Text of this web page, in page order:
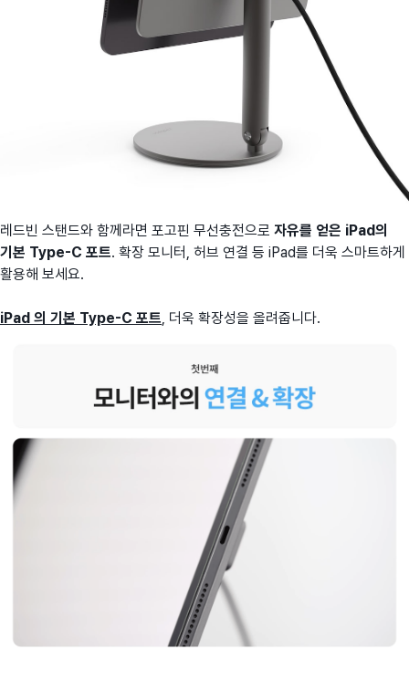
레드빈 스탠드와 함께라면 포고핀 무선충전으로 자유를 얻은 iPad의
기본 Type-C 포트. 확장 모니터, 허브 연결 등 iPad를 더욱 스마트하게
활용해 보세요.
iPad 의 기본 Type-C 포트 , 더욱 확장성을 올려줍니다.